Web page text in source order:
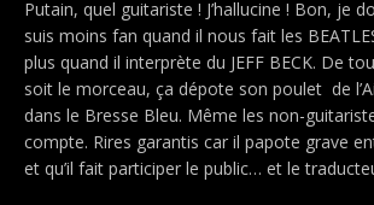
Putain, quel guitariste ! J’hallucine ! Bon, je
suis moins fan quand il nous fait les
plus quand il interprète du JEFF BECK. De
soit le morceau, ça dépote son poulet de
dans le Bresse Bleu. Même les non-
compte. Rires garantis car il papote grave
et qu’il fait participer le public… et le